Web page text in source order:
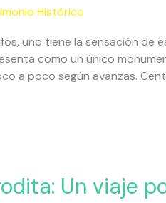
Histórico
uno tiene la sensación
como un único
a poco según avanzas.
Un viaje